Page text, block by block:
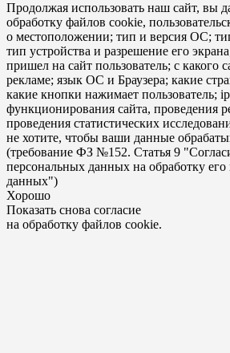
Продолжая использовать наш сайт, вы
обработку файлов cookie,
о местоположении; тип и версия ОС;
тип устройства и разрешение его
пришел на сайт пользователь; с какого
рекламе; язык ОС и Браузера; какие
какие кнопки нажимает пользователь;
функционирования сайта, проведения
проведения статистических
не хотите, чтобы ваши данные
(требование ФЗ №152. Статья 9
персональных данных на обработку
данных")
Хорошо
Показать снова согласие
на обработку файлов cookie.